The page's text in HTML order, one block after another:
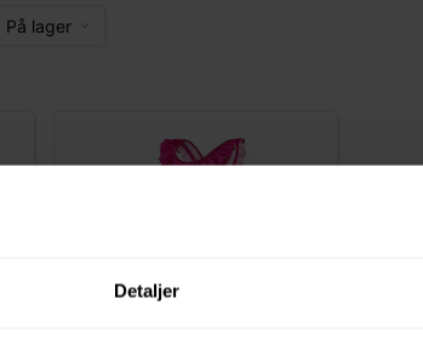
Detaljer
På lager
NYHED